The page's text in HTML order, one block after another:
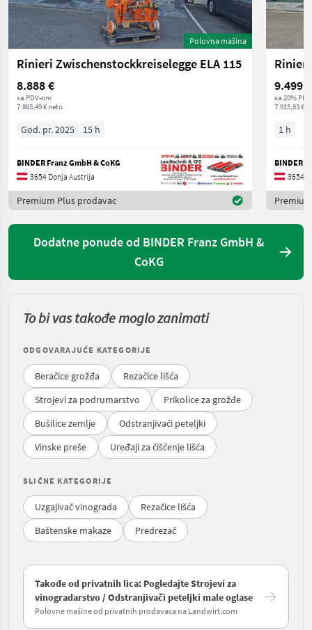
Polovna mašina
Rinieri Zwischenstockkreiselegge ELA 115
8.888 €
sa PDV-om
7.865,49 € neto
God. pr. 2025 15 h
BINDER Franz GmbH & CoKG
3654 Donja Austrija
Premium Plus prodavac
9.499 €
sa 20%
7.915,83 €
1 h
BINDER
3654
Dodatne ponude od BINDER Franz GmbH &
CoKG
To bi vas takođe moglo zanimati
ODGOVARAJUĆE KATEGORIJE
Beračice grožđa
Rezačice lišća
Strojevi za podrumarstvo
Prikolice za grožđe
Bušilice zemlje
Odstranjivači peteljki
Vinske preše
Uređaji za čišćenje lišća
SLIČNE KATEGORIJE
Uzgajivač vinograda
Rezačice lišća
Baštenske makaze
Predrezač
Takođe od privatnih lica: Pogledajte Strojevi za
vinogradarstvo / Odstranjivači peteljki male oglase
Polovne mašine od privatnih prodavaca na Landwirt.com